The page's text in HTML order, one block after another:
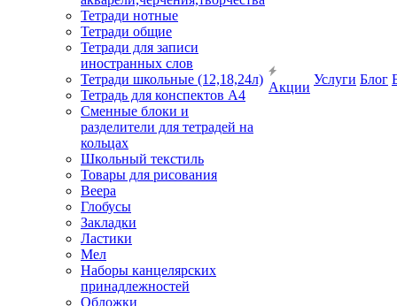
Тетради нотные
Тетради общие
Тетради для записи
иностранных слов
Тетради школьные (12,18,24л)
Тетрадь для конспектов А4
Сменные блоки и
разделители для тетрадей на
кольцах
Школьный текстиль
Товары для рисования
Веера
Глобусы
Закладки
Ластики
Мел
Наборы канцелярских
принадлежностей
Обложки
Акции
Услуги Блог